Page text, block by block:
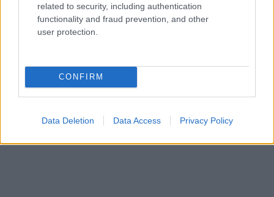
related to security, including authentication
functionality and fraud prevention, and other
user protection.
CONFIRM
Data Deletion Data Access Privacy Policy